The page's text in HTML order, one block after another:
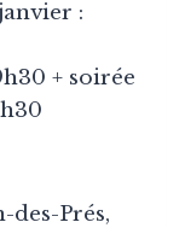
:
+ soirée
des-Prés,